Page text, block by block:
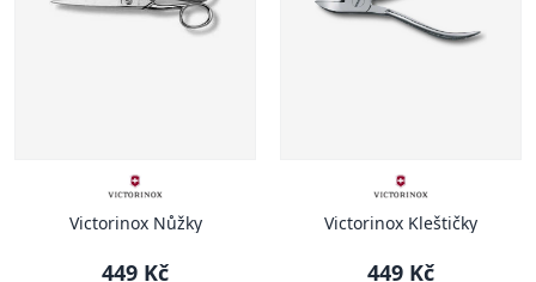
Victorinox Nůžky
449 Kč
Victorinox Kleštičky
449 Kč